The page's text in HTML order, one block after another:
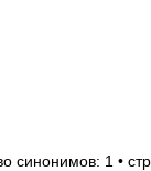
синонимов: 1 •